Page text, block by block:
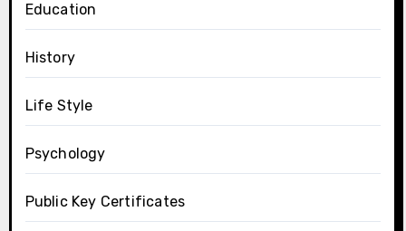
Education
History
Life Style
Psychology
Public Key Certificates